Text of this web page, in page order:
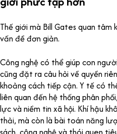
Thế giới mà Bill Gates quan
vấn đề đơn giản.
Công nghệ có thể giúp con
cũng đặt ra câu hỏi về quyền
khoảng cách tiếp cận. Y tế có
liên quan đến hệ thống phân
lực và niềm tin xã hội. Khí hậu
thải, mà còn là bài toán năng